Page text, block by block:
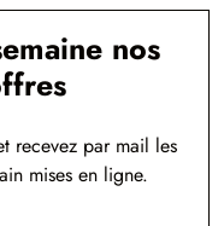
nos
recevez par mail les
mises en ligne.